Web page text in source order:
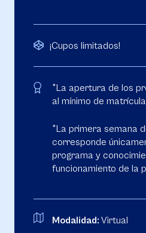
¡Cupos limitados!
*La apertura de los
al mínimo de
*La primera semana
corresponde
programa y
funcionamiento de la
Modalidad: Virtual